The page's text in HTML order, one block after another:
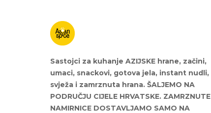
Sastojci za kuhanje AZIJSKE hrane, začini,
umaci, snackovi, gotova jela, instant nudli,
svježa i zamrznuta hrana. ŠALJEMO NA
PODRUČJU CIJELE HRVATSKE. ZAMRZNUTE
NAMIRNICE DOSTAVLJAMO SAMO NA